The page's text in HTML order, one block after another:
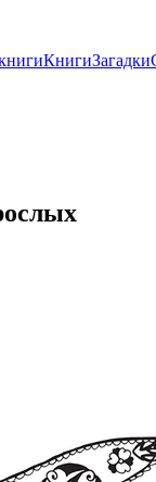
КнигиЗагадки